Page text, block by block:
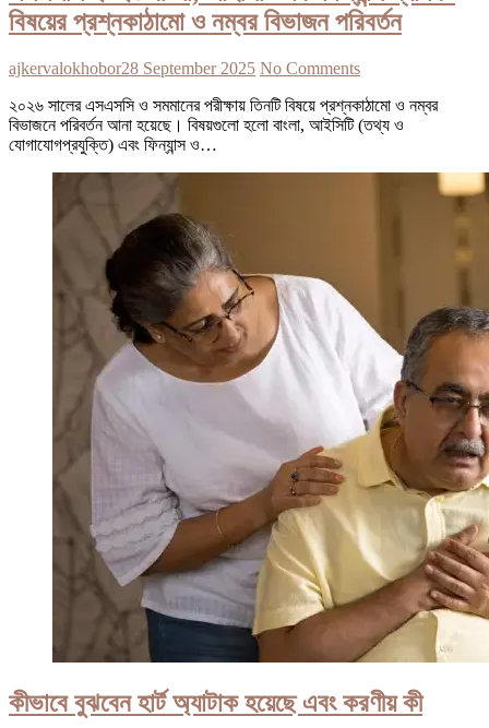
বিষয়ের প্রশ্নকাঠামো ও নম্বর বিভাজন পরিবর্তন
ajkervalokhobor28 September 2025 No Comments
২০২৬ সালের এসএসসি ও সমমানের পরীক্ষায় তিনটি বিষয়ে প্রশ্নকাঠামো ও নম্বর
বিভাজনে পরিবর্তন আনা হয়েছে। বিষয়গুলো হলো বাংলা, আইসিটি (তথ্য ও
যোগাযোগপ্রযুক্তি) এবং ফিন্যান্স ও…
কীভাবে বুঝবেন হার্ট অ্যাটাক হয়েছে এবং করণীয় কী